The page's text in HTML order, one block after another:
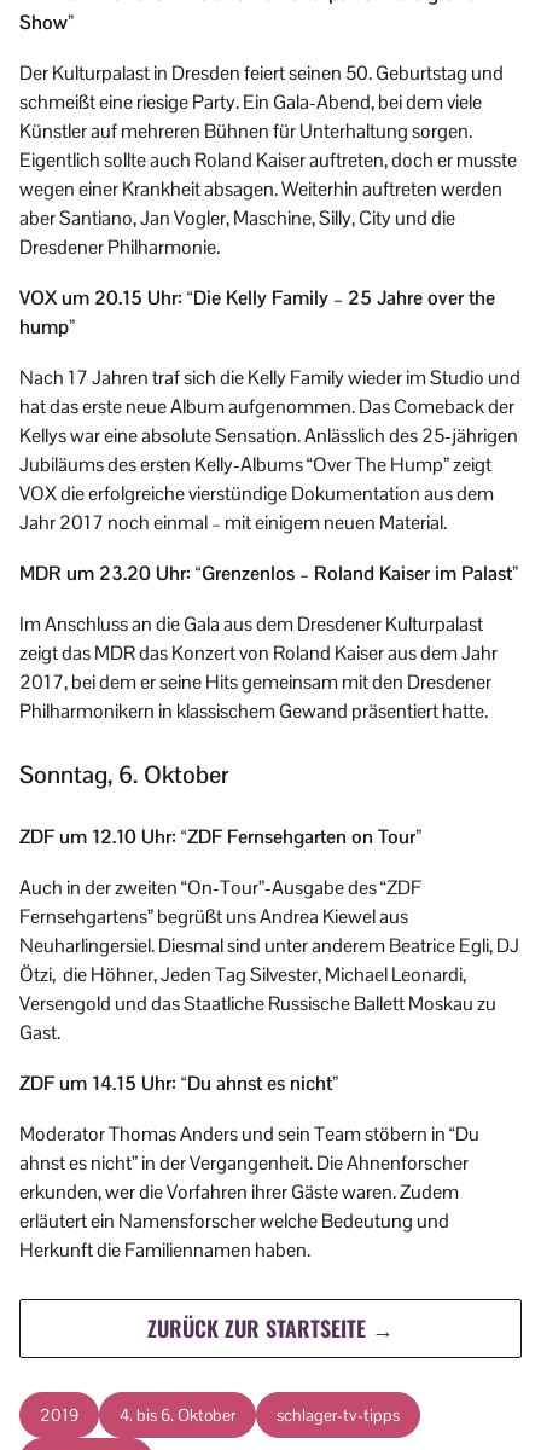
Show”
Der Kulturpalast in Dresden feiert seinen 50. Geburtstag und
schmeißt eine riesige Party. Ein Gala-Abend, bei dem viele
Künstler auf mehreren Bühnen für Unterhaltung sorgen.
Eigentlich sollte auch Roland Kaiser auftreten, doch er musste
wegen einer Krankheit absagen. Weiterhin auftreten werden
aber Santiano, Jan Vogler, Maschine, Silly, City und die
Dresdener Philharmonie.
VOX um 20.15 Uhr: “Die Kelly Family – 25 Jahre over the
hump”
Nach 17 Jahren traf sich die Kelly Family wieder im Studio und
hat das erste neue Album aufgenommen. Das Comeback der
Kellys war eine absolute Sensation. Anlässlich des 25-jährigen
Jubiläums des ersten Kelly-Albums “Over The Hump” zeigt
VOX die erfolgreiche vierstündige Dokumentation aus dem
Jahr 2017 noch einmal – mit einigem neuen Material.
MDR um 23.20 Uhr: “Grenzenlos – Roland Kaiser im Palast”
Im Anschluss an die Gala aus dem Dresdener Kulturpalast
zeigt das MDR das Konzert von Roland Kaiser aus dem Jahr
2017, bei dem er seine Hits gemeinsam mit den Dresdener
Philharmonikern in klassischem Gewand präsentiert hatte.
Sonntag, 6. Oktober
ZDF um 12.10 Uhr: “ZDF Fernsehgarten on Tour”
Auch in der zweiten “On-Tour”-Ausgabe des “ZDF
Fernsehgartens” begrüßt uns Andrea Kiewel aus
Neuharlingersiel. Diesmal sind unter anderem Beatrice Egli, DJ
Ötzi, die Höhner, Jeden Tag Silvester, Michael Leonardi,
Versengold und das Staatliche Russische Ballett Moskau zu
Gast.
ZDF um 14.15 Uhr: “Du ahnst es nicht”
Moderator Thomas Anders und sein Team stöbern in “Du
ahnst es nicht” in der Vergangenheit. Die Ahnenforscher
erkunden, wer die Vorfahren ihrer Gäste waren. Zudem
erläutert ein Namensforscher welche Bedeutung und
Herkunft die Familiennamen haben.
ZURÜCK ZUR STARTSEITE →
2019 4. bis 6. Oktober schlager-tv-tipps